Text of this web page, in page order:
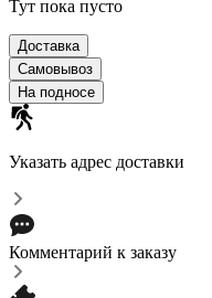
Тут пока пусто
Доставка
Самовывоз
На подносе
Указать адрес доставки
Комментарий к заказу